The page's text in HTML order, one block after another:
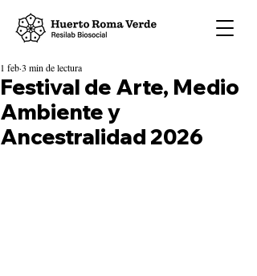
Festival de Arte, Medio
Ambiente y
Ancestralidad 2026
1 feb3 min de lectura